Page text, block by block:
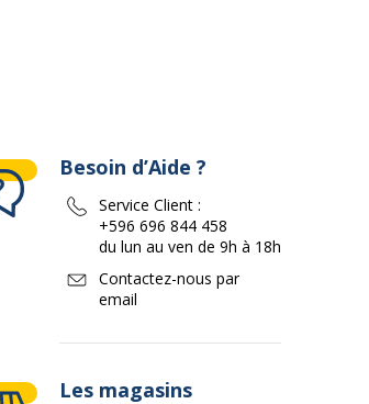
Besoin d’Aide ?
Service Client :
+596 696 844 458
du lun au ven de 9h à 18h
Contactez-nous par
email
Les magasins